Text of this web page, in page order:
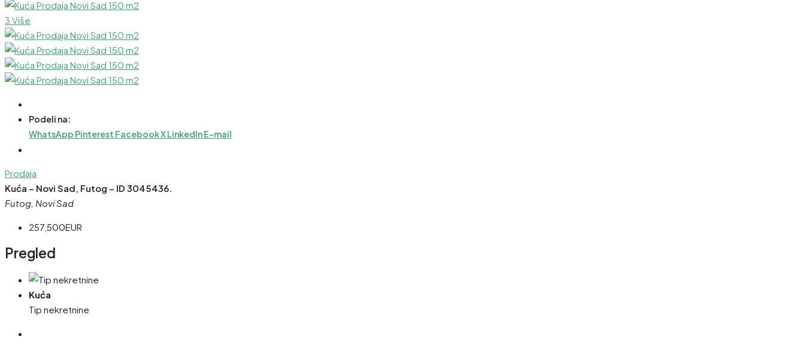
3 Više
Podeli na:
WhatsApp Pinterest FacebookXLinkedInE-mail
Prodaja
Kuća – Novi Sad, Futog – ID 3045436.
Futog, Novi Sad
257,500EUR
Pregled
Kuća
Tip nekretnine